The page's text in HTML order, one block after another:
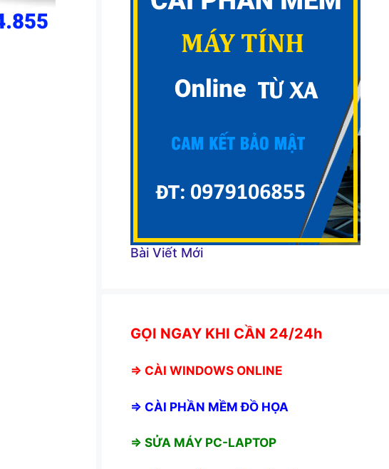
Bài Viết Mới
GỌI NGAY KHI CẦN 24/24h
⇒ CÀI WINDOWS ONLINE
⇒ CÀI PHẦN MỀM ĐỒ HỌA
⇒ SỬA MÁY PC-LAPTOP